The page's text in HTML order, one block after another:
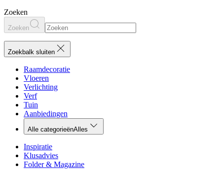
Zoeken
Zoeken
Zoekbalk sluiten
Raamdecoratie
Vloeren
Verlichting
Verf
Tuin
Aanbiedingen
Alle categorieënAlles
Inspiratie
Klusadvies
Folder & Magazine